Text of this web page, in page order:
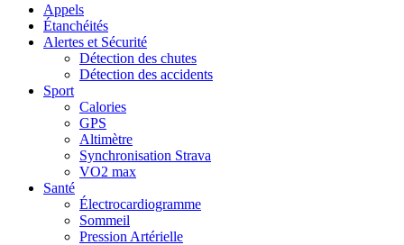
Appels
Étanchéités
Alertes et Sécurité
Détection des chutes
Détection des accidents
Sport
Calories
GPS
Altimètre
Synchronisation Strava
VO2 max
Santé
Électrocardiogramme
Sommeil
Pression Artérielle